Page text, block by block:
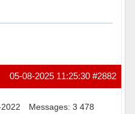
#2882
05-08-2025 11:25:30
Messages: 3 478